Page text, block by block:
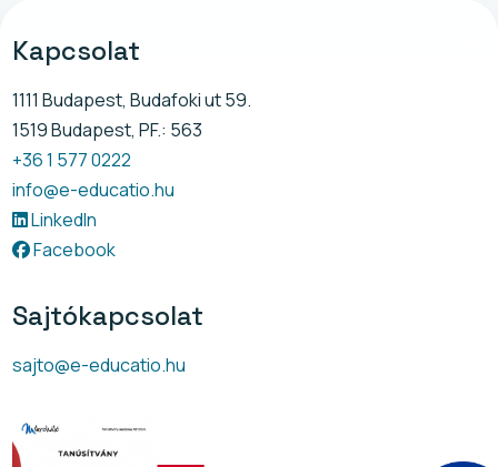
Kapcsolat
1111 Budapest, Budafoki ut 59.
1519 Budapest, PF.: 563
+36 1 577 0222
info@e-educatio.hu
LinkedIn
Facebook
Sajtókapcsolat
sajto@e-educatio.hu